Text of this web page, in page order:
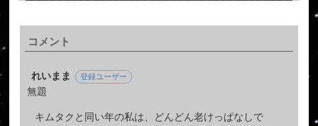
コメント
れいまま 登録ユーザー
無題
キムタクと同い年の私は、どんどん老けっぱなしで